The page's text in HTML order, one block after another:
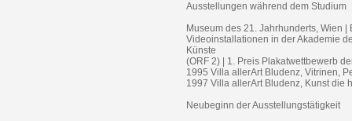
Ausstellungen während dem Studium
Museum des 21. Jahrhunderts, Wien
Videoinstallationen in der Akademie
Künste
(ORF 2) | 1. Preis Plakatwettbewerb
1995 Villa allerArt Bludenz, Vitrinen,
1997 Villa allerArt Bludenz, Kunst die
Neubeginn der Ausstellungstätigkeit